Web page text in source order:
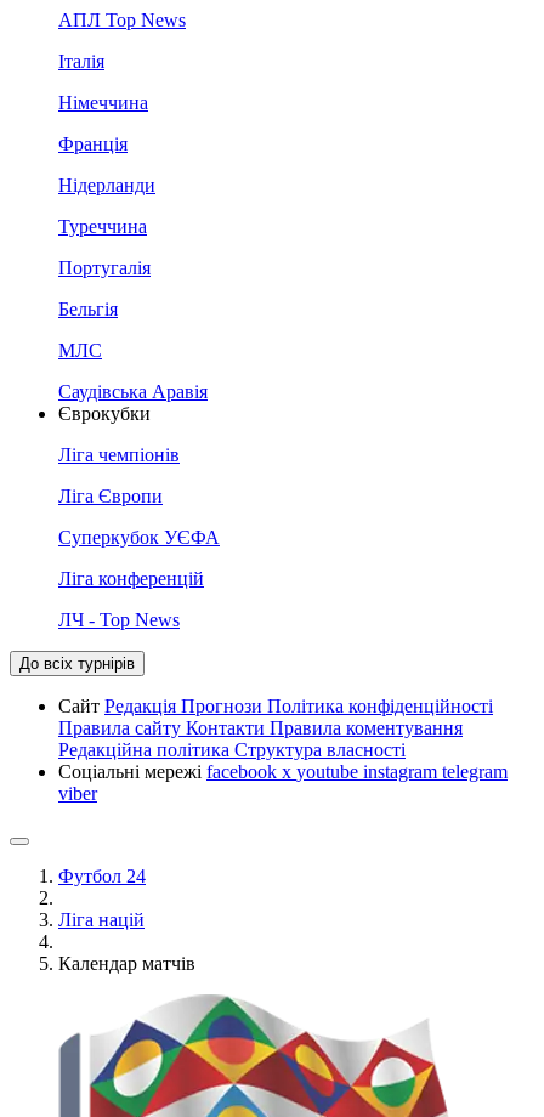
АПЛ Top News
Італія
Німеччина
Франція
Нідерланди
Туреччина
Португалія
Бельгія
МЛС
Саудівська Аравія
Єврокубки
Ліга чемпіонів
Ліга Європи
Суперкубок УЄФА
Ліга конференцій
ЛЧ - Top News
До всіх турнірів
Сайт Редакція Прогнози Політика конфіденційності
Правила сайту Контакти Правила коментування
Редакційна політика Структура власності
Соціальні мережі facebook x youtube instagram telegram
viber
Футбол 24
Ліга націй
Календар матчів